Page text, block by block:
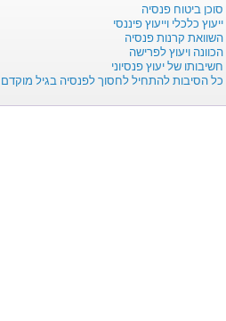
סוכן ביטוח פנסיה
ייעוץ כלכלי וייעוץ פיננסי
השוואת קרנות פנסיה
הכוונה ויעוץ לפרישה
חשיבותו של יעוץ פנסיוני
כל הסיבות להתחיל לחסוך לפנסיה בגיל מוקדם